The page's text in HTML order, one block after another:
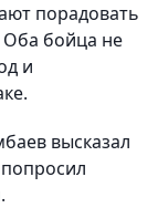
порадовать
бойца не
и
высказал